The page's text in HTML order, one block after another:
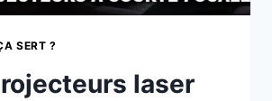
SERT ?
laser